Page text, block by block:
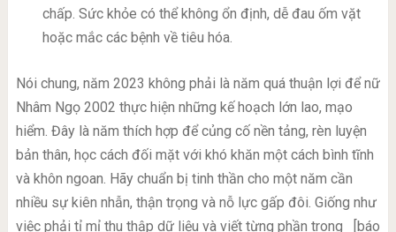
chấp. Sức khỏe có thể không ổn định, dễ đau ốm vặt
hoặc mắc các bệnh về tiêu hóa.
Nói chung, năm 2023 không phải là năm quá thuận lợi để nữ
Nhâm Ngọ 2002 thực hiện những kế hoạch lớn lao, mạo
hiểm. Đây là năm thích hợp để củng cố nền tảng, rèn luyện
bản thân, học cách đối mặt với khó khăn một cách bình tĩnh
và khôn ngoan. Hãy chuẩn bị tinh thần cho một năm cần
nhiều sự kiên nhẫn, thận trọng và nỗ lực gấp đôi. Giống như
việc phải tỉ mỉ thu thập dữ liệu và viết từng phần trong
[báo